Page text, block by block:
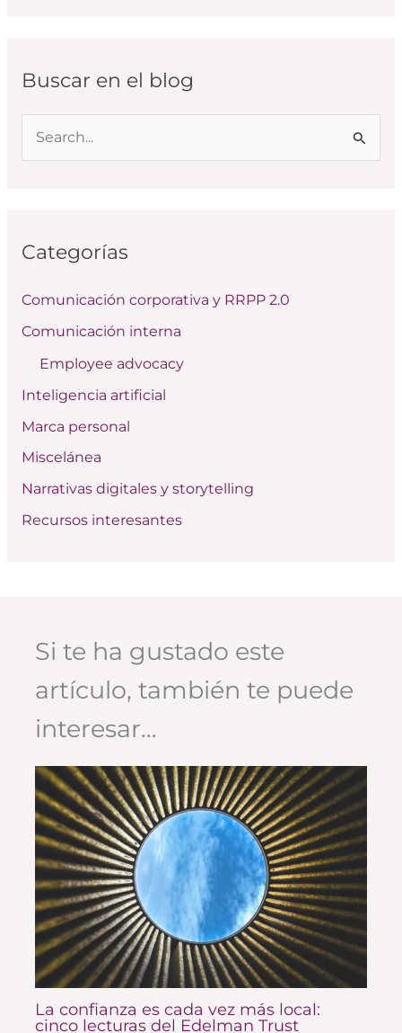
Buscar en el blog
a
p
o
:
Categorías
Comunicación corporativa y RRPP 2.0
Comunicación interna
Employee advocacy
Inteligencia artificial
Marca personal
Miscelánea
Narrativas digitales y storytelling
Recursos interesantes
Si te ha gustado este
artículo, también te puede
interesar…
La confianza es cada vez más local:
cinco lecturas del Edelman Trust